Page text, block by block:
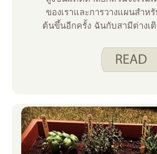
ของเราและการวางแผนสําห
ต้นขึ้นอีกครั้ง ฉันกับสามีต่างเ
ต่างหากและครอบครัวของฉัน
และมะเขือเทศที่ฟาร์มของเร
เทศและข้าวโพดหวานสําหรับ
เปิดเทอม อย่างที่คุณอาจจิน
ของฉันและฉันสนุกกับการวา
เกี่ยวสวนผักของเราเองตลอด